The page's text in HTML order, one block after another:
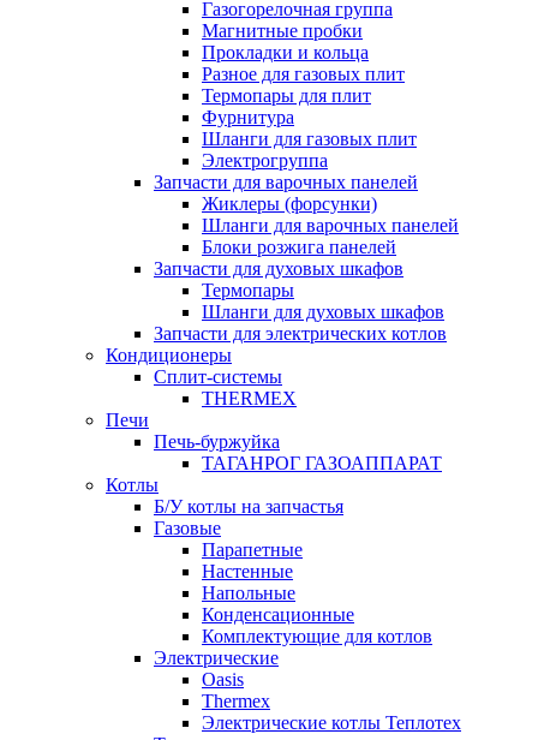
Газогорелочная группа
Магнитные пробки
Прокладки и кольца
Разное для газовых плит
Термопары для плит
Фурнитура
Шланги для газовых плит
Электрогруппа
Запчасти для варочных панелей
Жиклеры (форсунки)
Шланги для варочных панелей
Блоки розжига панелей
Запчасти для духовых шкафов
Термопары
Шланги для духовых шкафов
Запчасти для электрических котлов
Кондиционеры
Сплит-системы
THERMEX
Печи
Печь-буржуйка
ТАГАНРОГ ГАЗОАППАРАТ
Котлы
Б/У котлы на запчастья
Газовые
Парапетные
Настенные
Напольные
Конденсационные
Комплектующие для котлов
Электрические
Oasis
Thermex
Электрические котлы Теплотех